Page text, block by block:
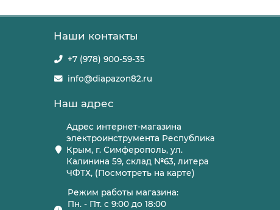
Наши контакты
+7 (978) 900-59-35
info@diapazon82.ru
Наш адрес
Адрес интернет-магазина
электроинструмента Республика
Крым, г. Симферополь, ул.
Калинина 59, склад №63, литера
ЧФТХ, (Посмотреть на карте)
Режим работы магазина:
Пн. - Пт. с 9:00 до 18:00